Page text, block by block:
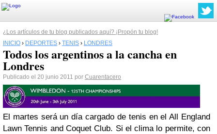
¿Los artículos de tu blog publicados aquí? ¡Propón tu blog!
INICIO › DEPORTES › TENIS › LONDRES
Todos los argentinos a la cancha en
Londres
Publicado el 20 junio 2011 por Cuarentacero
El martes será un día cargado de tenis en elAll England
Lawn Tennis and Coquet Club. Si el clima lo permite, con